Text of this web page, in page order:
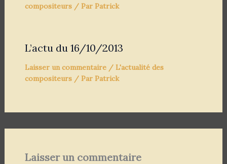
compositeurs/ Par Patrick
L’actu du 16/10/2013
Laisser un commentaire / L'actualité des
compositeurs/ Par Patrick
Laisser un commentaire